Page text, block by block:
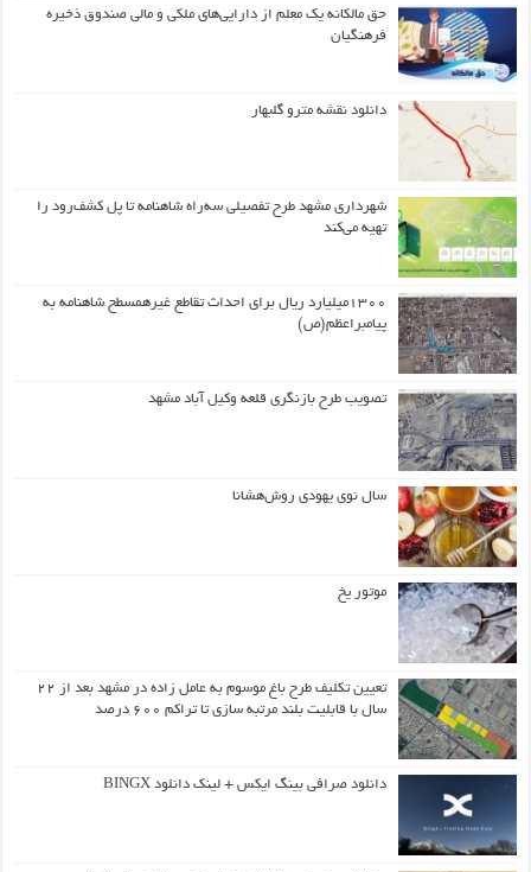
حق مالکانه یک معلم از دارایی‌های ملکی و مالی صندوق ذخیره
فرهنگیان
دانلود نقشه مترو گلبهار
شهرداری مشهد طرح تفصیلی سه‌راه شاهنامه تا پل کشف‌رود را
تهیه می‌کند
۱۳۰۰میلیارد ریال برای احداث تقاطع غیرهمسطح شاهنامه به
پیامبراعظم(ص)
تصویب طرح بازنگری قلعه وکیل آباد مشهد
سال نوی یهودی روش‌هشانا
موتور یخ
تعیین تکلیف طرح باغ موسوم به عامل زاده در مشهد بعد از ۲۲
سال با قابلیت بلند مرتبه سازی تا تراکم ۶۰۰ درصد
دانلود صرافی بینگ ایکس + لینک دانلود BINGX